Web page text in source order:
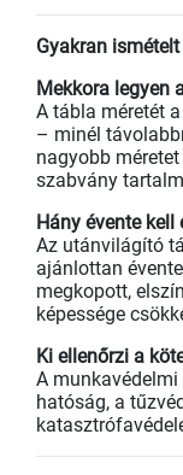
Gyakran
Mekkora legyen
A tábla méretét
– minél
nagyobb
szabvány
Hány évente
Az utánvilágító
ajánlottan
megkopott,
képessége
Ki ellenőrzi a
A
hatóság, a